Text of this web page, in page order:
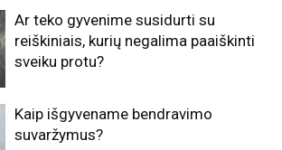
Ar teko gyvenime susidurti su
reiškiniais, kurių negalima paaiškinti
sveiku protu?
Kaip išgyvename bendravimo
suvaržymus?